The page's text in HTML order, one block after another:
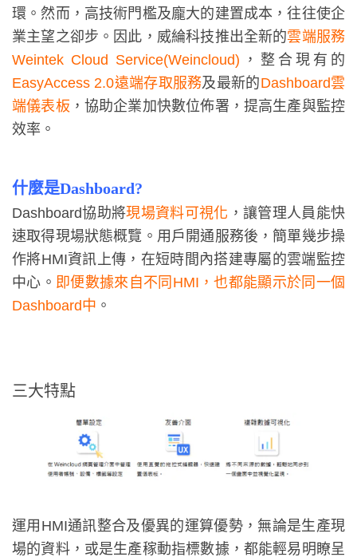
環。 然而，高技術門檻及龐大的建置成本，往往使企
業主望之卻步。因此，威綸科技推出全新的雲端服務
Weintek Cloud Service(Weincloud) ，整合現有的
EasyAccess 2.0遠端存取服務及最新的Dashboard雲
端儀表板 ，協助企業加快數位佈署，提⾼⽣產與監控
效率。
什麼是Dashboard?
Dashboard協助將現場資料可視化 ，讓管理⼈員能快
速取得現場狀態概覽。⽤⼾開通服務後，簡單幾步操
作將HMI資訊上傳，在短時間內搭建專屬的雲端監控
中⼼。 即便數據來⾃不同HMI，也都能顯⽰於同⼀個
Dashboard中 。
三⼤特點
運⽤HMI通訊整合及優異的運算優勢，無論是⽣產現
場的資料，或是⽣產稼動指標數據，都能輕易明瞭呈